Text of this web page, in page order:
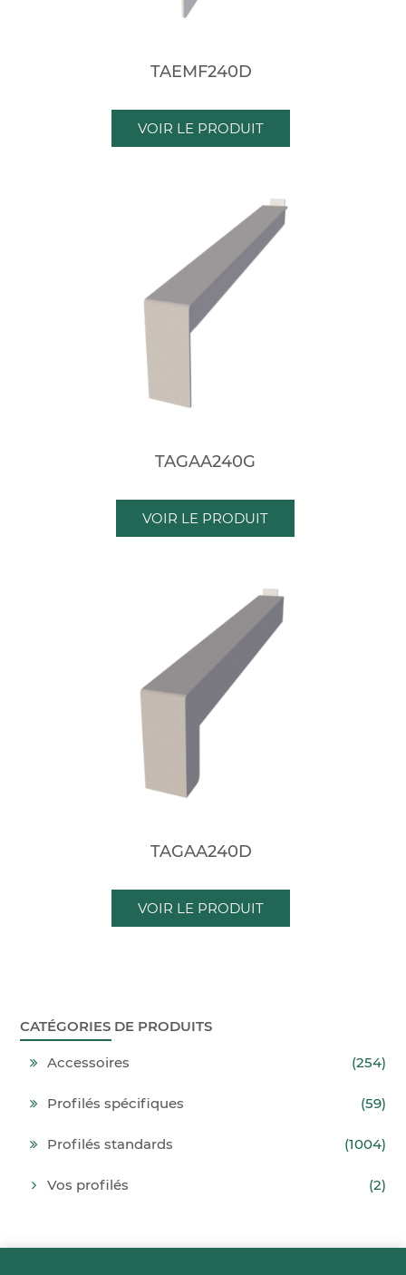
TAEMF240D
VOIR LE PRODUIT
TAGAA240G
VOIR LE PRODUIT
TAGAA240D
VOIR LE PRODUIT
CATÉGORIES DE PRODUITS
Accessoires (254)
Profilés spécifiques (59)
Profilés standards (1004)
Vos profilés (2)